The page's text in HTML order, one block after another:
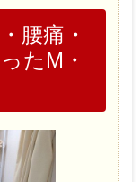
腰痛・
たM・